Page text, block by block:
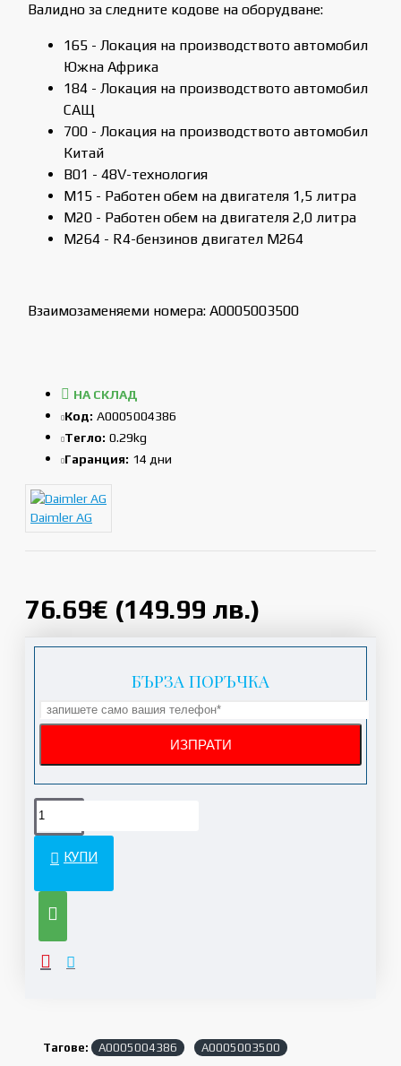
Валидно за следните кодове на оборудване:
165 - Локация на производството автомобил
Южна Африка
184 - Локация на производството автомобил
САЩ
700 - Локация на производството автомобил
Китай
B01 - 48V-технология
M15 - Работен обем на двигателя 1,5 литра
M20 - Работен обем на двигателя 2,0 литра
M264 - R4-бензинов двигател M264
Взаимозаменяеми номера: A0005003500
76.69€ (149.99 лв.)
НА СКЛАД
Код: A0005004386
Тегло: 0.29kg
Гаранция: 14 дни
Daimler AG
БЪРЗА ПОРЪЧКА
КУПИ
Тагове: A0005004386 A0005003500